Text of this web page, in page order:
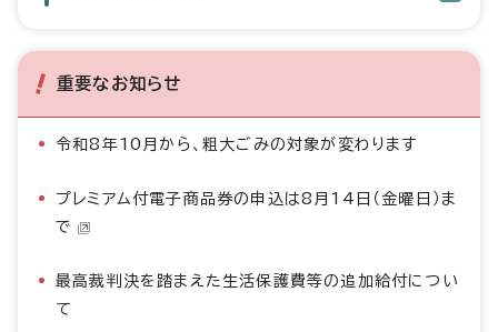
重要なお知らせ
令和8年10月から、粗大ごみの対象が変わります
プレミアム付電子商品券の申込は8月14日（金曜日）ま
で
最高裁判決を踏まえた生活保護費等の追加給付につい
て